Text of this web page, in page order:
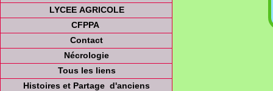
LYCEE AGRICOLE
CFPPA
Contact
Nécrologie
Tous les liens
Histoires et Partage d'anciens